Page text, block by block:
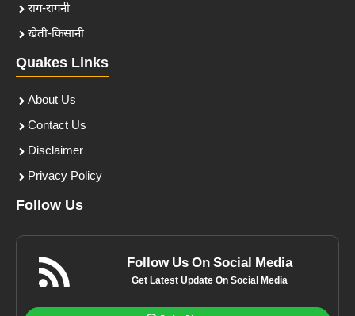
राग-रागनी
खेती-किसानी
Quakes Links
About Us
Contact Us
Disclaimer
Privacy Policy
Follow Us
Follow Us On Social Media
Get Latest Update On Social Media